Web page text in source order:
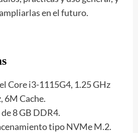
en el futuro.
Core i3-1115G4, 1.25 GHz
6M Cache.
8 GB DDR4.
tipo NVMe M.2.